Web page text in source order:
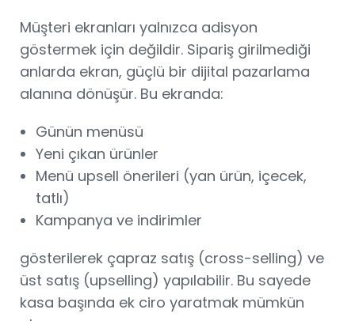
Müşteri ekranları yalnızca adisyon
göstermek için değildir. Sipariş girilmediği
anlarda ekran, güçlü bir dijital pazarlama
alanına dönüşür. Bu ekranda:
Günün menüsü
Yeni çıkan ürünler
Menü upsell önerileri (yan ürün, içecek,
tatlı)
Kampanya ve indirimler
gösterilerek çapraz satış (cross-selling) ve
üst satış (upselling) yapılabilir. Bu sayede
kasa başında ek ciro yaratmak mümkün